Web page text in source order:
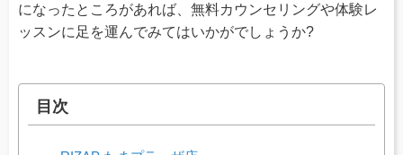
になったところがあれば、無料カウンセリングや体験レ
ッスンに足を運んでみてはいかがでしょうか?
目次